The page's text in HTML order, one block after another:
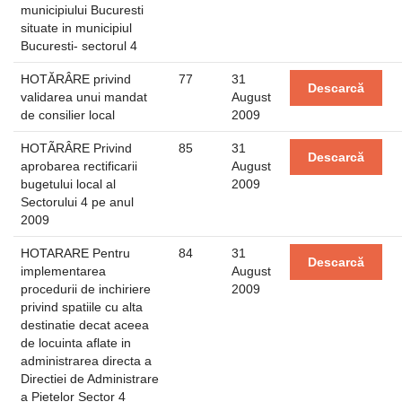
municipiului Bucuresti
situate in municipiul
Bucuresti- sectorul 4
HOTĂRÂRE privind
validarea unui mandat
de consilier local
77
31
August
2009
Descarcă
HOTÃRÂRE Privind
aprobarea rectificarii
bugetului local al
Sectorului 4 pe anul
2009
85
31
August
2009
Descarcă
HOTARARE Pentru
implementarea
procedurii de inchiriere
privind spatiile cu alta
destinatie decat aceea
de locuinta aflate in
administrarea directa a
Directiei de Administrare
a Pietelor Sector 4
84
31
August
2009
Descarcă